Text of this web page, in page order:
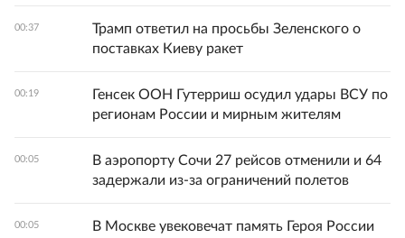
00:37
Трамп ответил на просьбы Зеленского о
поставках Киеву ракет
00:19
Генсек ООН Гутерриш осудил удары ВСУ по
регионам России и мирным жителям
00:05
В аэропорту Сочи 27 рейсов отменили и 64
задержали из-за ограничений полетов
00:05
В Москве увековечат память Героя России